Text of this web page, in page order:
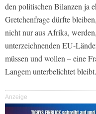
den politischen Bilanzen ja
Gretchenfrage dürfte
nicht nur aus Afrika,
unterzeichnenden EU-
müssen und wollen – eine
Langem unterbelichtet bleibt.
Anzeige